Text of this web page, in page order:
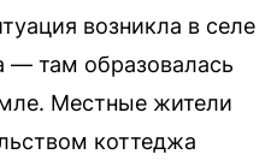
возникла в селе
— там образовалась
Местные жители
коттеджа